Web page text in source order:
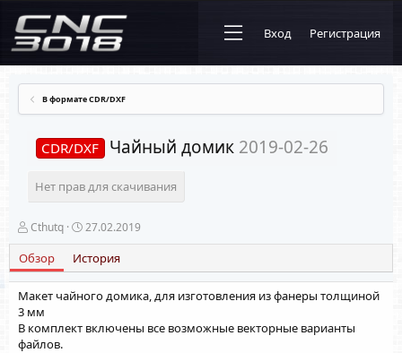
Вход Регистрация
В формате CDR/DXF
CDR/DXF Чайный домик 2019-02-26
Нет прав для скачивания
А
в
т
о
р
Cthutq
Д
а
т
а
с
о
д
27.02.2019
Обзор История
Макет чайного домика, для изготовления из фанеры толщиной
3 мм
В комплект включены все возможные векторные варианты
файлов.